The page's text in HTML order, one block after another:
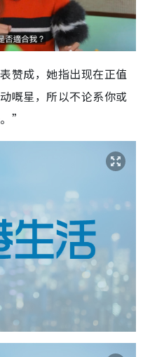
赞成，她指出现在正值
嘅星，所以不论系你或
”